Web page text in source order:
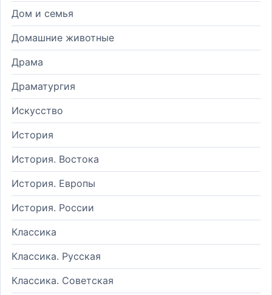
Дом и семья
Домашние животные
Драма
Драматургия
Искусство
История
История. Востока
История. Европы
История. России
Классика
Классика. Русская
Классика. Советская